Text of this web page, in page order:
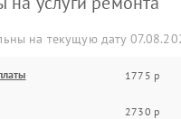
на текущую дату
1775 р
2730 р